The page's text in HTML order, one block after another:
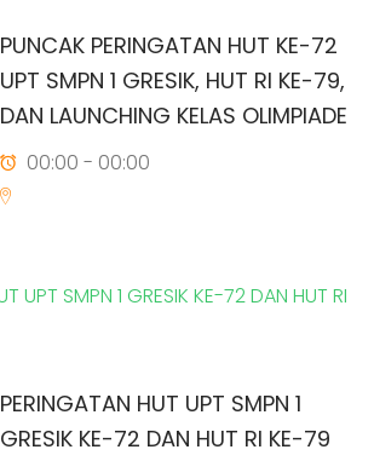
PUNCAK PERINGATAN HUT KE-72
UPT SMPN 1 GRESIK, HUT RI KE-79,
DAN LAUNCHING KELAS OLIMPIADE
00:00 - 00:00
PERINGATAN HUT UPT SMPN 1
GRESIK KE-72 DAN HUT RI KE-79